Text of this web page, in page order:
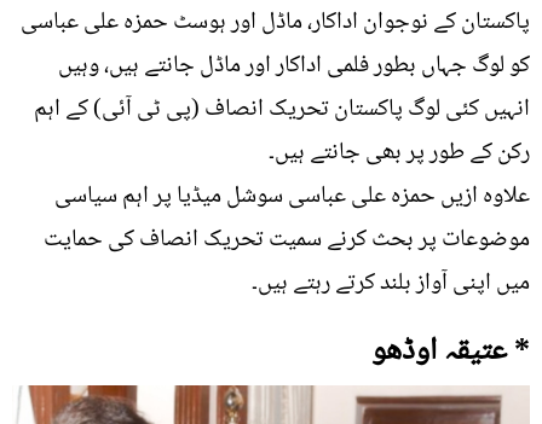
پاکستان کے نوجوان اداکار، ماڈل اور ہوسٹ حمزہ علی عباسی
کو لوگ جہاں بطور فلمی اداکار اور ماڈل جانتے ہیں، وہیں
انہیں کئی لوگ پاکستان تحریک انصاف (پی ٹی آئی) کے اہم
رکن کے طور پر بھی جانتے ہیں۔
علاوہ ازیں حمزہ علی عباسی سوشل میڈیا پر اہم سیاسی
موضوعات پر بحث کرنے سمیت تحریک انصاف کی حمایت
میں اپنی آواز بلند کرتے رہتے ہیں۔
* عتیقہ اوڈھو